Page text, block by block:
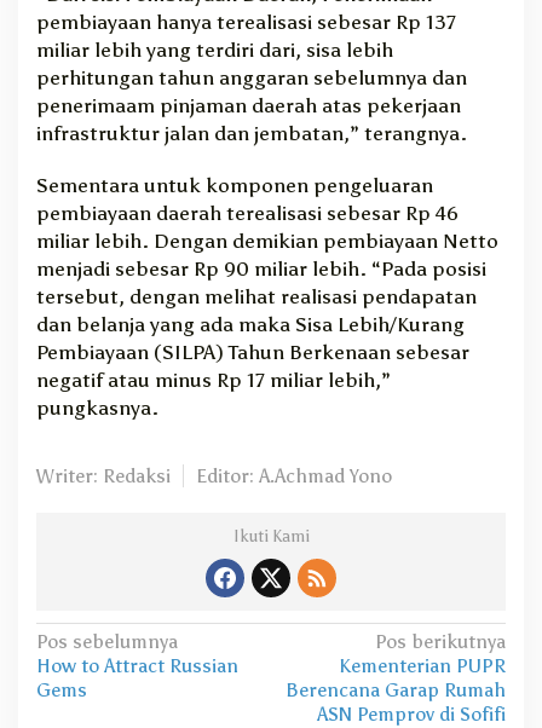
pembiayaan hanya terealisasi sebesar Rp 137
miliar lebih yang terdiri dari, sisa lebih
perhitungan tahun anggaran sebelumnya dan
penerimaam pinjaman daerah atas pekerjaan
infrastruktur jalan dan jembatan,” terangnya.
Sementara untuk komponen pengeluaran
pembiayaan daerah terealisasi sebesar Rp 46
miliar lebih. Dengan demikian pembiayaan Netto
menjadi sebesar Rp 90 miliar lebih. “Pada posisi
tersebut, dengan melihat realisasi pendapatan
dan belanja yang ada maka Sisa Lebih/Kurang
Pembiayaan (SILPA) Tahun Berkenaan sebesar
negatif atau minus Rp 17 miliar lebih,”
pungkasnya.
Writer: Redaksi Editor: A.Achmad Yono
Ikuti Kami
N
a
Pos sebelumnya
How to Attract Russian
Gems
Pos berikutnya
Kementerian PUPR
Berencana Garap Rumah
ASN Pemprov di Sofifi